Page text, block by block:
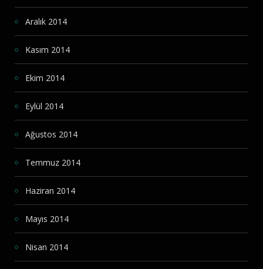
Aralık 2014
Kasım 2014
Ekim 2014
Eylül 2014
Ağustos 2014
Temmuz 2014
Haziran 2014
Mayıs 2014
Nisan 2014